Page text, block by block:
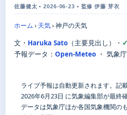
佐藤健太 • 2026-06-23 • 監修 伊藤 芽衣
ホーム › 天気›神戸の天気
文・ Haruka Sato （主要見出し） ・
予報データ： Open-Meteo ・ 気象庁
ライブ予報は自動更新されます。記
2026年6月23日 に気象編集部が最終
データは気象庁ほか各国気象機関の